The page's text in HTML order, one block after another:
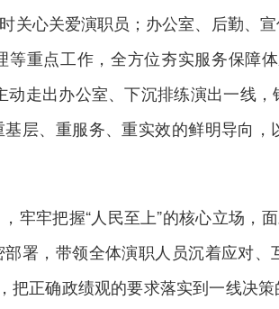
关心关爱演职员；办公室、后勤、
重点工作，全方位夯实服务保障
走出办公室、下沉排练演出一线，
层、重服务、重实效的鲜明导向
牢牢把握“人民至上”的核心立场，
署，带领全体演职人员沉着应对
把正确政绩观的要求落实到一线决